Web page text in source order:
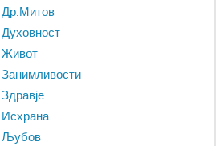
Др.Митов
Духовност
Живот
Занимливости
Здравје
Исхрана
Љубов